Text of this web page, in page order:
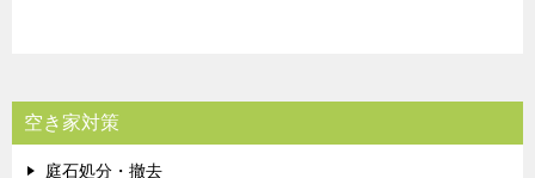
空き家対策
庭石処分・撤去